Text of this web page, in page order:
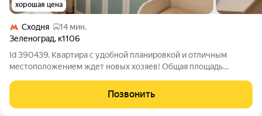
хорошая цена
Сходня
14 мин.
Зеленоград, к1106
Id 390439. Квартира с удобной планировкой и отличным
местоположением ждет новых хозяев! Общая площадь
изолированные, площадь 17,0 кв.м., 11,5 кв.м., 10,9 кв.м., кухня
площадью 7,7 кв.м. Квартира
Позвонить